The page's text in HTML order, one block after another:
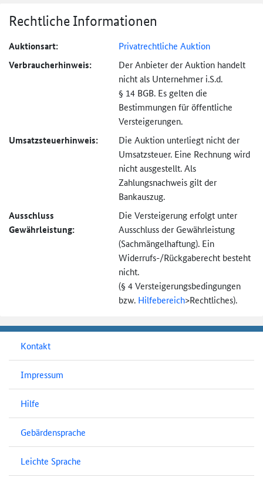
Rechtliche Informationen
Auktionsart: Privatrechtliche Auktion
Verbraucher­hinweis:
Der Anbieter der Auktion handelt
nicht als Unternehmer i.S.d.
§ 14 BGB. Es gelten die
Bestimmungen für öffentliche
Versteigerungen.
Umsatzsteuer­hinweis:
Die Auktion unterliegt nicht der
Umsatzsteuer. Eine Rechnung wird
nicht ausgestellt. Als
Zahlungsnachweis gilt der
Bankauszug.
Ausschluss
Gewährleistung:
Die Versteigerung erfolgt unter
Ausschluss der Gewährleistung
(Sachmängel­haftung). Ein
Widerrufs-/Rückgaberecht besteht
nicht.
(§ 4 Versteigerungs­bedingungen
bzw. Hilfebereich>Rechtliches).
Kontakt
Impressum
Hilfe
Gebärdensprache
Leichte Sprache